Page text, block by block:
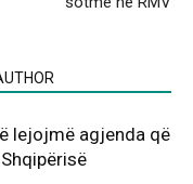
lejojmë agjenda që